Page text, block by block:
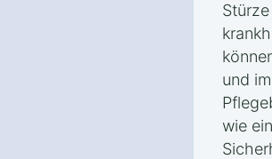
und
wie